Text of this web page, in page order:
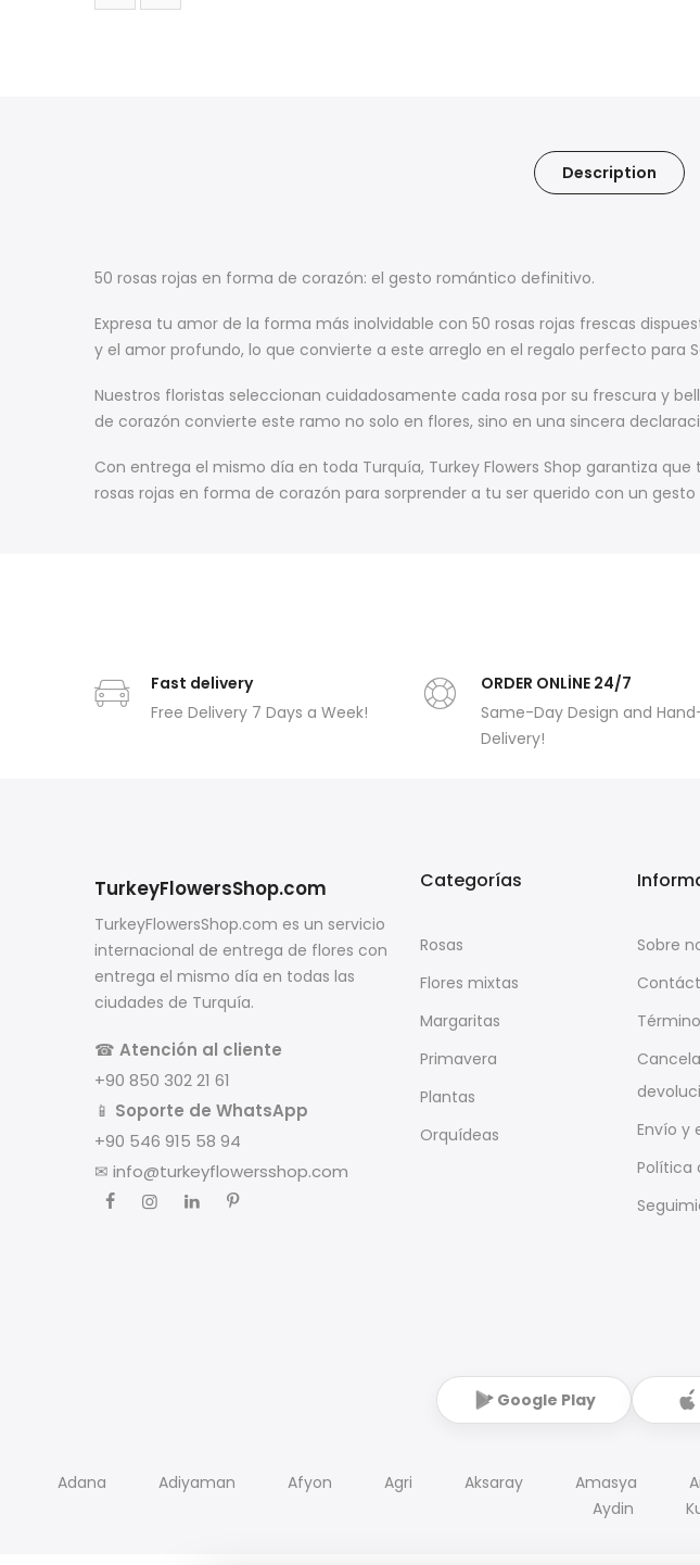
Description
50 rosas rojas en forma de corazón: el gesto romántico definitivo.
Expresa tu amor de la forma más inolvidable con 50 rosas rojas frescas
y el amor profundo, lo que convierte a este arreglo en el regalo perfecto para
Nuestros floristas seleccionan cuidadosamente cada rosa por su frescura y
de corazón convierte este ramo no solo en flores, sino en una sincera
Con entrega el mismo día en toda Turquía, Turkey Flowers Shop garantiza
rosas rojas en forma de corazón para sorprender a tu ser querido con un
Fast delivery
Free Delivery 7 Days a Week!
ORDER ONLİNE 24/7
Same-Day Design and
Delivery!
TurkeyFlowersShop.com
TurkeyFlowersShop.com es un servicio
internacional de entrega de flores con
entrega el mismo día en todas las
ciudades de Turquía.
☎ Atención al cliente
+90 850 302 21 61
📱 Soporte de WhatsApp
+90 546 915 58 94
✉ info@turkeyflowersshop.com
Categorías
Rosas
Flores mixtas
Margaritas
Primavera
Plantas
Orquídeas
Sobre
Envío y
Política
Google Play
Adana Adiyaman Afyon Agri Aksaray Amasya
Aydin